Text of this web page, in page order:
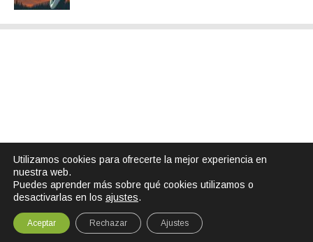
SHARE
Utilizamos cookies para ofrecerte la mejor experiencia en
nuestra web.
Puedes aprender más sobre qué cookies utilizamos o
desactivarlas en los ajustes.
Aceptar Rechazar Ajustes